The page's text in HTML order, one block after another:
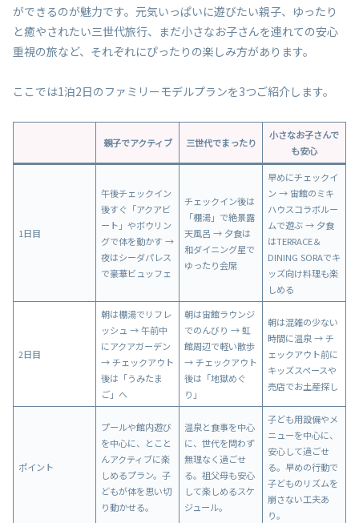
ができるのが魅力です。元気いっぱいに遊びたい親子、ゆったり
と癒やされたい三世代旅行、まだ小さなお子さんを連れての安心
重視の旅など、それぞれにぴったりの楽しみ方があります。
ここでは1泊2日のファミリーモデルプランを3つご紹介します。
親子でアクティブ 三世代でまったり
小さなお子さんで
も安心
1日目
午後チェックイン
後すぐ「アクアビ
ート」やボウリン
グで体を動かす →
夜はシーダパレス
で豪華ビュッフェ
チェックイン後は
「棚湯」で絶景露
天風呂 → 夕食は
和ダイニング星で
ゆったり会席
早めにチェックイ
ン → 宙館のミキ
ハウスコラボルー
ムで遊ぶ → 夕食
はTERRACE＆
DINING SORAでキ
ッズ向け料理も楽
しめる
2日目
朝は棚湯でリフレ
ッシュ → 午前中
にアクアガーデン
→ チェックアウト
後は「うみたま
ご」へ
朝は宙館ラウンジ
でのんびり → 虹
館周辺で軽い散歩
→ チェックアウト
後は「地獄めぐ
り」
朝は混雑の少ない
時間に温泉 → チ
ェックアウト前に
キッズスペースや
売店でお土産探し
ポイント
プールや館内遊び
を中心に、とこと
んアクティブに楽
しめるプラン。子
どもが体を思い切
り動かせる。
温泉と食事を中心
に、世代を問わず
無理なく過ごせ
る。祖父母も安心
して楽しめるスケ
ジュール。
子ども用設備やメ
ニューを中心に、
安心して過ごせ
る。早めの行動で
子どものリズムを
崩さない工夫あ
り。